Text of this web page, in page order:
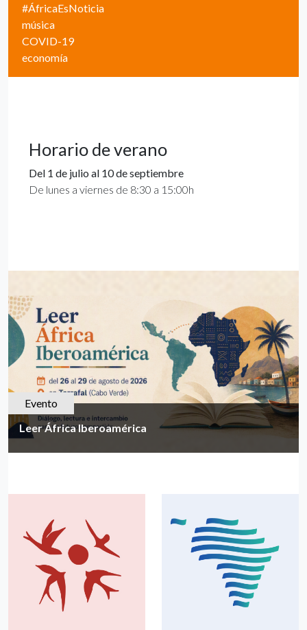
#ÁfricaEsNoticia
música
COVID-19
economía
Horario de verano
Del 1 de julio al 10 de septiembre
De lunes a viernes de 8:30 a 15:00h
Leer África Iberoamérica
Evento